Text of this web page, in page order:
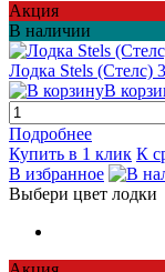
Акция
В наличии
Лодка Stels
В
Подробнее
Купить в 1 клик К
В избранное
Выбери цвет лодки